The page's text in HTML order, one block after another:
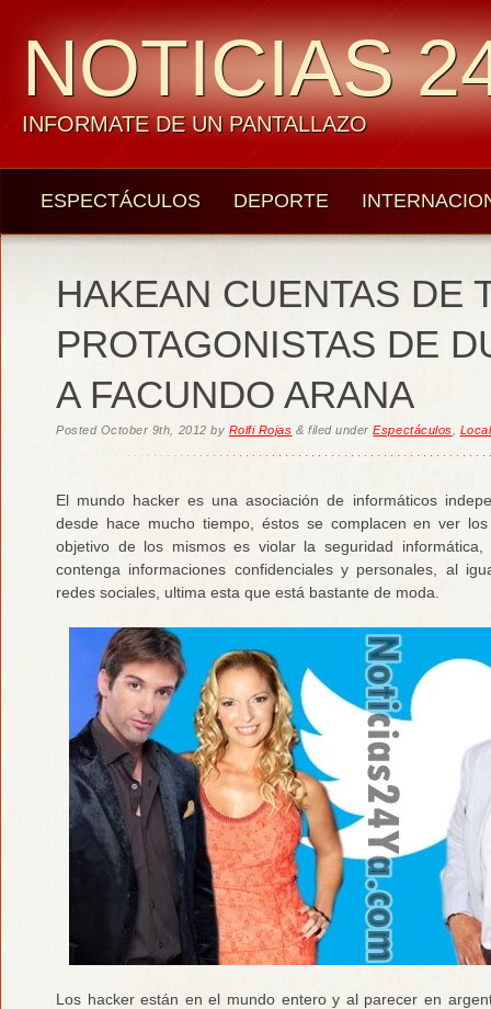
NOTICIAS
INFORMATE DE UN PANTALLAZO
ESPECTÁCULOS DEPORTE
HAKEAN CUENTAS DE
PROTAGONISTAS DE
A FACUNDO ARANA
Posted October 9th, 2012 by Rolfi Rojas & filed underEspectáculos
El mundo hacker es una asociación de informáticos
desde hace mucho tiempo, éstos se complacen en ver
objetivo de los mismos es violar la seguridad
contenga informaciones confidenciales y personales, al
redes sociales, ultima esta que está bastante de moda.
Los hacker están en el mundo entero y al parecer en